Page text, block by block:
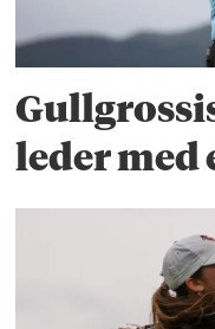
leder med